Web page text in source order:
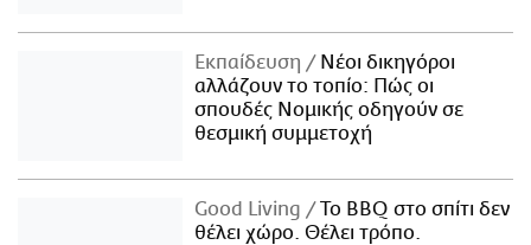
Εκπαίδευση
Νέοι δικηγόροι
αλλάζουν το τοπίο: Πώς οι
σπουδές Νομικής οδηγούν σε
θεσμική συμμετοχή
Good Living
Το BBQ στο σπίτι δεν
θέλει χώρο. Θέλει τρόπο.